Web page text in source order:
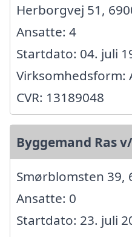
Herborgvej 51,
Ansatte: 4
Startdato: 04. juli
Virksomhedsform:
CVR: 13189048
Byggemand Ras
Smørblomsten 39,
Ansatte: 0
Startdato: 23. juli